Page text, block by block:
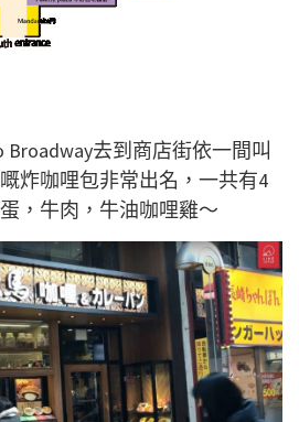
Broadway去到商店街依一間叫
炸咖哩包非常出名，一共有4
，牛肉，牛油咖哩雞～